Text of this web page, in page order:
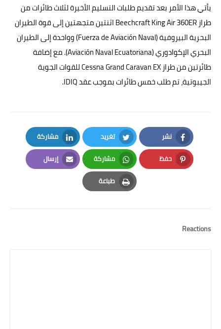
يأتي هذا الأمر بعد تقديم طلبات التسليم الأخيرة لثلاث طائرات من
طراز Beechcraft King Air 360ER اثنتين متجهتين إلى قوة الطيران
البحرية البيروفية (Fuerza de Aviación Naval) وواحدة إلى الطيران
البحري الإكوادوري (Aviación Naval Ecuatoriana). مع إضافة
طائرتين من طراز Cessna Grand Caravan EX للقوات الجوية
الجيبوتية، تم طلب خمس طائرات بموجب عقد IDIQ.
نشر
Facebook
تغريد
Twitter
مشاركة
LinkedIn
حفظ
Pinterest
مشاركة
Whatsapp
إرسال
Email
طباعة
Print
Reactions